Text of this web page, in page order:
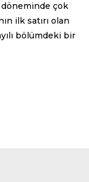
çok
ilk satırı olan
bölümdeki bir